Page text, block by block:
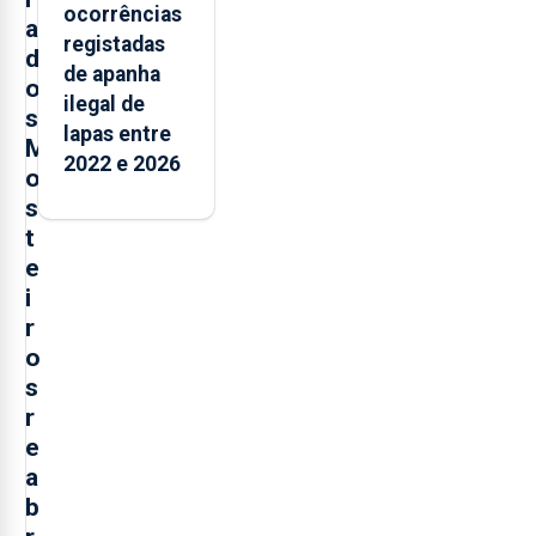
a
d
o
s
M
o
s
t
e
i
r
o
s
r
e
a
b
ocorrências
registadas
de apanha
ilegal de
lapas entre
2022 e 2026